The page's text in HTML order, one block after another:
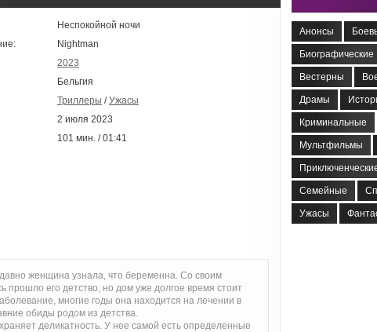
Неспокойной ночи
Nightman
2023
Бельгия
Триллеры /Ужасы
2 июля 2023
101 мин. / 01:41
женщина узнала, что беременна. Со своим
прошло его детство, но дом уже долгое время стоит
многие годы она находится на лечении в
обиды родом из детства.
деликатность. У нее самой есть определенные
Анонсы
Биографические
Вестерны
Драмы
Криминальные
Мультфильмы
Семейные
Ужасы